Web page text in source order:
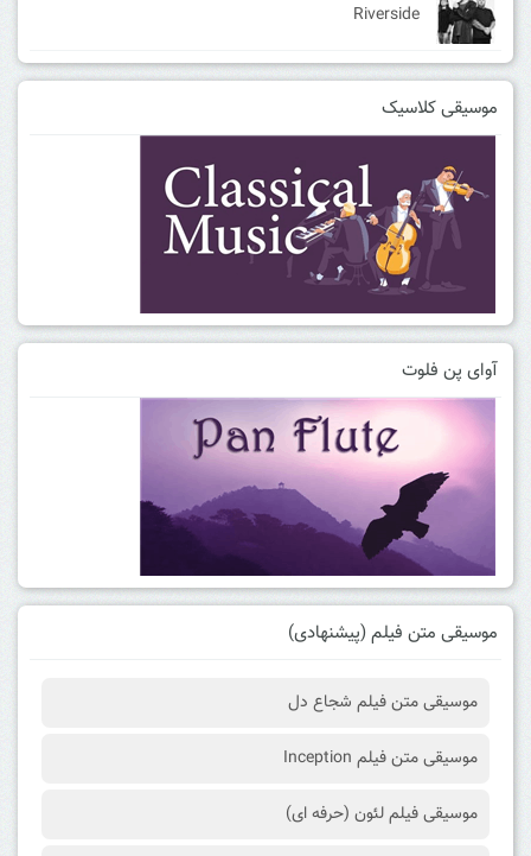
Riverside
موسیقی کلاسیک
آوای پن فلوت
موسیقی متن فیلم (پیشنهادی)
موسیقی متن فیلم شجاع دل
موسیقی متن فیلم Inception
موسیقی فیلم لئون (حرفه ای)